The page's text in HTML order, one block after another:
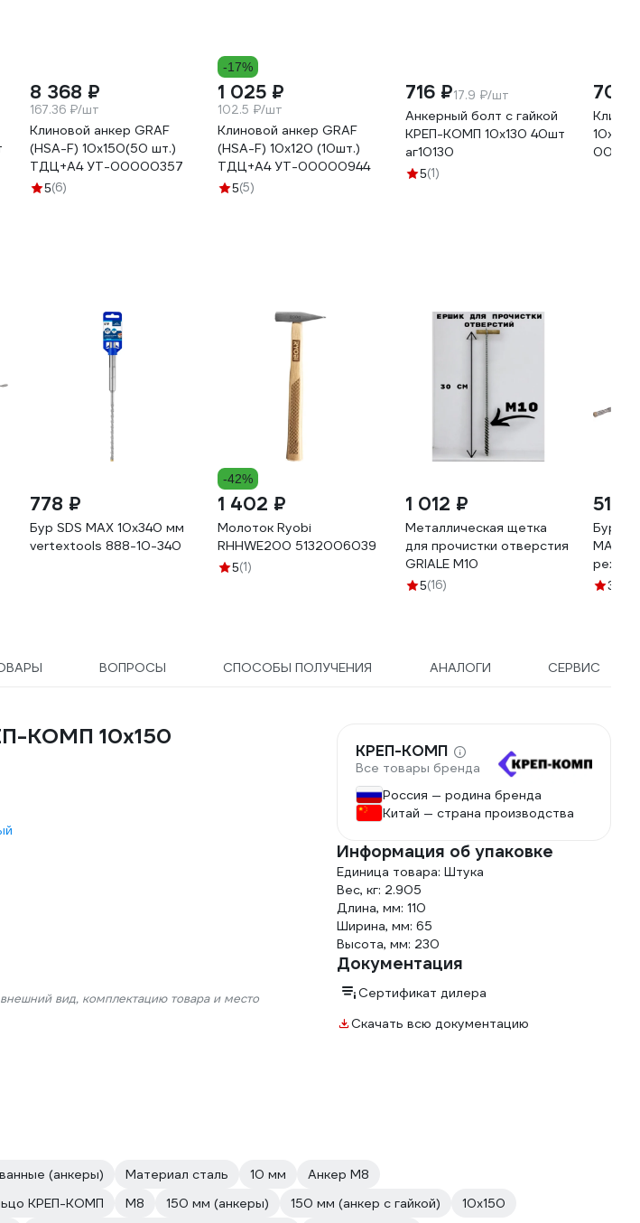
8 368 ₽
167.36 ₽/шт
Клиновой анкер GRAF
(HSA-F) 10x150(50 шт.)
ТДЦ+А4 УТ-00000357
5(6)
-17%
1 025 ₽
102.5 ₽/шт
Клиновой анкер GRAF
(HSA-F) 10x120 (10шт.)
ТДЦ+А4 УТ-00000944
5(5)
716 ₽17.9 ₽/шт
Анкерный болт с гайкой
КРЕП-КОМП 10х130 40шт
аг10130
5(1)
702
778 ₽
Бур SDS MAX 10x340 мм
vertextools 888-10-340
-42%
1 402 ₽
Молоток Ryobi
RHHWE200 5132006039
5(1)
1 012 ₽
Металлическая щетка
для прочистки отверстия
GRIALE M10
5(16)
515 ₽
Бур по
MAX с
3.3
ВОПРОСЫ СПОСОБЫ ПОЛУЧЕНИЯ АНАЛОГИ СЕРВИС
КОМП 10х150
вид, комплектацию товара и место
КРЕП-КОМП
Все товары бренда
Россия — родина бренда
Китай — страна производства
Информация об упаковке
Единица товара: Штука
Вес, кг: 2.905
Длина, мм: 110
Ширина, мм: 65
Высота, мм: 230
Документация
Сертификат дилера
Скачать всю документацию
(анкеры) Материал сталь 10 мм
Анкер М8
КРЕП-КОМП М8 150 мм (анкеры) 150 мм (анкер с гайкой)
10х150